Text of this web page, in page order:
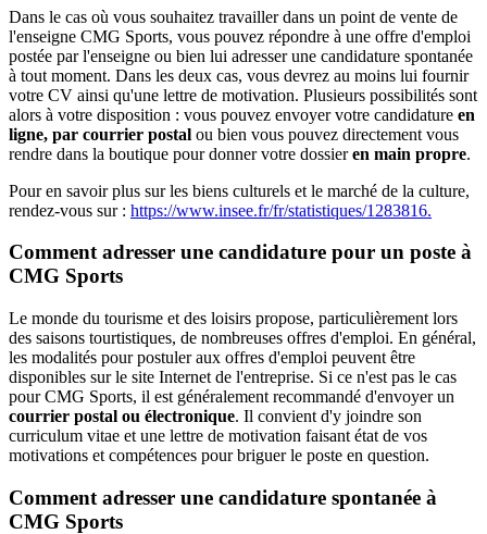
Dans le cas où vous souhaitez travailler dans un point de vente de
l'enseigne CMG Sports, vous pouvez répondre à une offre d'emploi
postée par l'enseigne ou bien lui adresser une candidature spontanée
à tout moment. Dans les deux cas, vous devrez au moins lui fournir
votre CV ainsi qu'une lettre de motivation. Plusieurs possibilités sont
alors à votre disposition : vous pouvez envoyer votre candidature en
ligne, par courrier postal ou bien vous pouvez directement vous
rendre dans la boutique pour donner votre dossieren main propre.
Pour en savoir plus sur les biens culturels et le marché de la culture,
rendez-vous sur : https://www.insee.fr/fr/statistiques/1283816.
Comment adresser une candidature pour un poste à
CMG Sports
Le monde du tourisme et des loisirs propose, particulièrement lors
des saisons tourtistiques, de nombreuses offres d'emploi. En général,
les modalités pour postuler aux offres d'emploi peuvent être
disponibles sur le site Internet de l'entreprise. Si ce n'est pas le cas
pour CMG Sports, il est généralement recommandé d'envoyer un
courrier postal ou électronique. Il convient d'y joindre son
curriculum vitae et une lettre de motivation faisant état de vos
motivations et compétences pour briguer le poste en question.
Comment adresser une candidature spontanée à
CMG Sports